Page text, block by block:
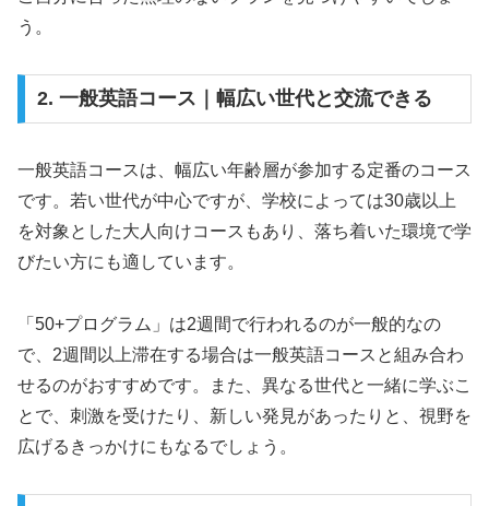
う。
2. 一般英語コース｜幅広い世代と交流できる
一般英語コースは、幅広い年齢層が参加する定番のコース
です。若い世代が中心ですが、学校によっては30歳以上
を対象とした大人向けコースもあり、落ち着いた環境で学
びたい方にも適しています。
「50+プログラム」は2週間で行われるのが一般的なの
で、2週間以上滞在する場合は一般英語コースと組み合わ
せるのがおすすめです。また、異なる世代と一緒に学ぶこ
とで、刺激を受けたり、新しい発見があったりと、視野を
広げるきっかけにもなるでしょう。